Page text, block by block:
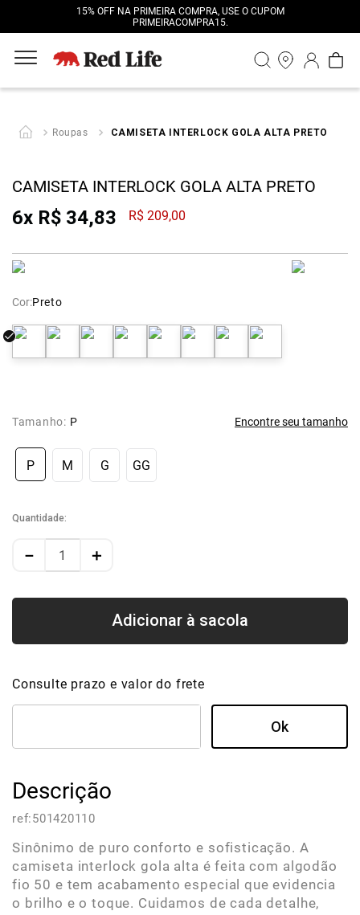
15% OFF NA PRIMEIRA COMPRA, USE O CUPOM
PRIMEIRACOMPRA15.
Roupas CAMISETA INTERLOCK GOLA ALTA PRETO
CAMISETA INTERLOCK GOLA ALTA PRETO
6x R$ 34,83 R$ 209,00
Cor:Preto
Tamanho: P Encontre seu tamanho
P M G GG
Quantidade
＋
－
Consulte prazo e valor do frete
Descrição
ref:501420110
Sinônimo de puro conforto e sofisticação. A
camiseta interlock gola alta é feita com algodão
fio 50 e tem acabamento especial que evidencia
o brilho e o toque. Cuidamos de cada detalhe,